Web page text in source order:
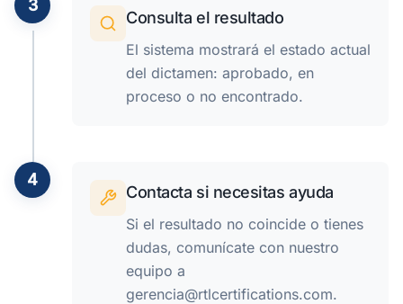
3
Consulta el resultado
El sistema mostrará el estado actual
del dictamen: aprobado, en
proceso o no encontrado.
4
Contacta si necesitas ayuda
Si el resultado no coincide o tienes
dudas, comunícate con nuestro
equipo a
gerencia@rtlcertifications.com.